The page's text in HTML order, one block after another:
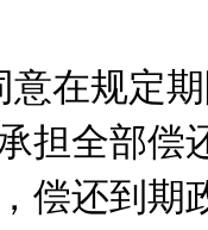
规定期
担全部偿
偿还到期